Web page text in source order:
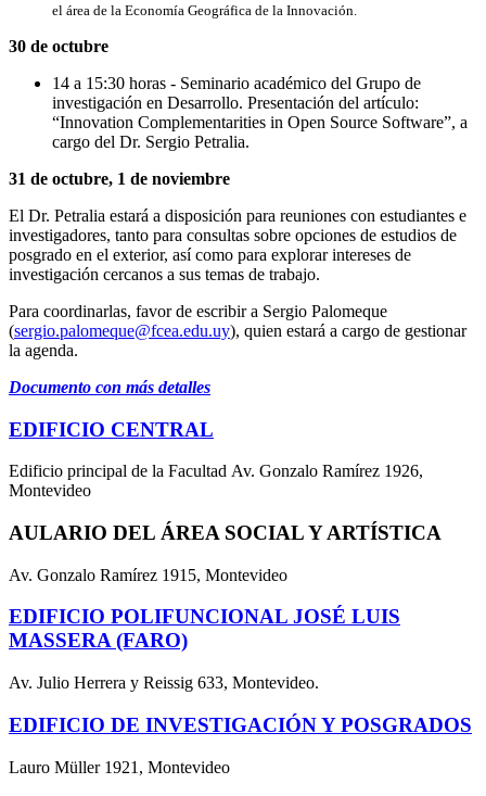
el área de la Economía Geográfica de la Innovación.
30 de octubre
14 a 15:30 horas - Seminario académico del Grupo de
investigación en Desarrollo. Presentación del artículo:
“Innovation Complementarities in Open Source Software”, a
cargo del Dr. Sergio Petralia.
31 de octubre, 1 de noviembre
El Dr. Petralia estará a disposición para reuniones con estudiantes e
investigadores, tanto para consultas sobre opciones de estudios de
posgrado en el exterior, así como para explorar intereses de
investigación cercanos a sus temas de trabajo.
Para coordinarlas, favor de escribir a Sergio Palomeque
(sergio.palomeque@fcea.edu.uy), quien estará a cargo de gestionar
la agenda.
Documento con más detalles
EDIFICIO CENTRAL
Edificio principal de la Facultad Av. Gonzalo Ramírez 1926,
Montevideo
AULARIO DEL ÁREA SOCIAL Y ARTÍSTICA
Av. Gonzalo Ramírez 1915, Montevideo
EDIFICIO POLIFUNCIONAL JOSÉ LUIS
MASSERA (FARO)
Av. Julio Herrera y Reissig 633, Montevideo.
EDIFICIO DE INVESTIGACIÓN Y POSGRADOS
Lauro Müller 1921, Montevideo